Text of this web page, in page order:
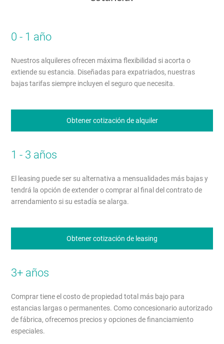
0 - 1 año
Nuestros alquileres ofrecen máxima flexibilidad si acorta o
extiende su estancia. Diseñadas para expatriados, nuestras
bajas tarifas siempre incluyen el seguro que necesita.
Obtener cotización de alquiler
1 - 3 años
El leasing puede ser su alternativa a mensualidades más bajas y
tendrá la opción de extender o comprar al final del contrato de
arrendamiento si su estadía se alarga.
Obtener cotización de leasing
3+ años
Comprar tiene el costo de propiedad total más bajo para
estancias largas o permanentes. Como concesionario autorizado
de fábrica, ofrecemos precios y opciones de financiamiento
especiales.